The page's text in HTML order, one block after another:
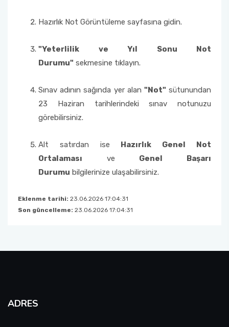
Hazırlık Not Görüntüleme sayfasına gidin.
"Yeterlilik ve Yıl Sonu Not
Durumu" sekmesine tıklayın.
Sınav adının sağında yer alan "Not" sütunundan
23 Haziran tarihlerindeki sınav notunuzu
görebilirsiniz.
Alt satırdan ise Hazırlık Genel Not
Ortalaması ve Genel Başarı
Durumu bilgilerinize ulaşabilirsiniz.
Eklenme tarihi: 23.06.2026 17:04:31
Son güncelleme: 23.06.2026 17:04:31
ADRES